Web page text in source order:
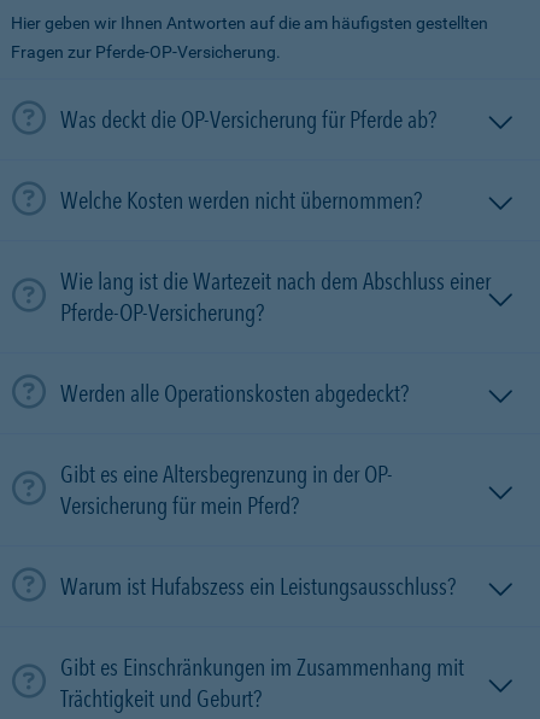
Hier geben wir Ihnen Antworten auf die am häufigsten gestellten
Fragen zur Pferde-OP-Versicherung.
Was deckt die OP-Versicherung für Pferde ab?
Welche Kosten werden nicht übernommen?
Wie lang ist die Wartezeit nach dem Abschluss einer
Pferde-OP-Versicherung?
Werden alle Operationskosten abgedeckt?
Gibt es eine Altersbegrenzung in der OP-
Versicherung für mein Pferd?
Warum ist Hufabszess ein Leistungsausschluss?
Gibt es Einschränkungen im Zusammenhang mit
Trächtigkeit und Geburt?